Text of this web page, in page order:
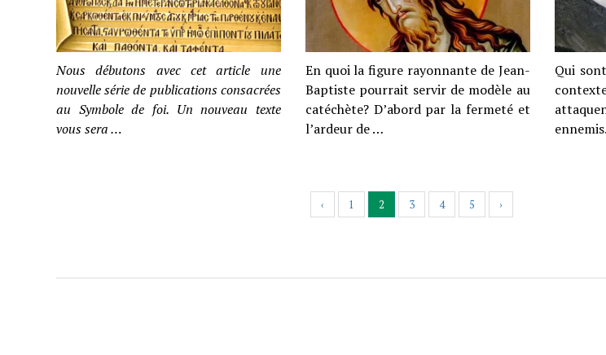
Nous débutons avec cet article une
nouvelle série de publications consacrées
au Symbole de foi. Un nouveau texte
vous sera …
En quoi la figure rayonnante de Jean-
Baptiste pourrait servir de modèle au
catéchète? D’abord par la fermeté et
l’ardeur de …
Qui
‹ 1 2 3 4 5 ›